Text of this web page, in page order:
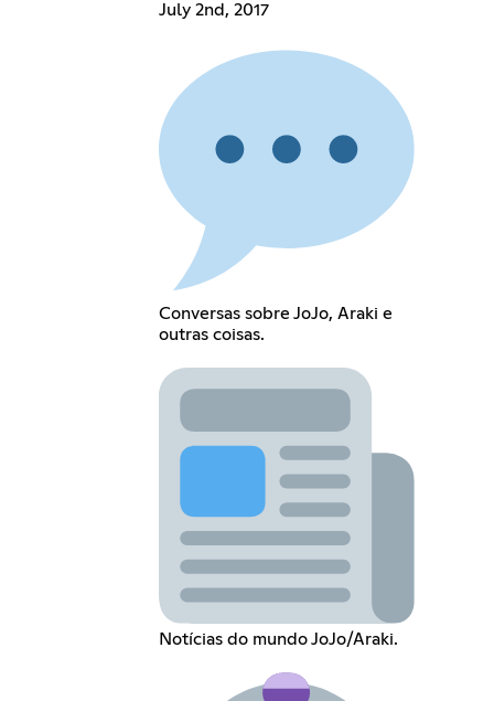
July 2nd, 2017
Conversas sobre JoJo, Araki e
outras coisas.
Notícias do mundo JoJo/Araki.